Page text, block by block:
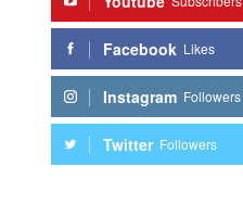
Facebook Likes
Instagram Followers
Twitter Followers